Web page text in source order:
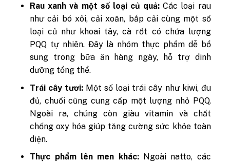
Rau xanh và một số loại củ quả: Các loại rau
như cải bó xôi, cải xoăn, bắp cải cùng một số
loại củ như khoai tây, cà rốt có chứa lượng
PQQ tự nhiên. Đây là nhóm thực phẩm dễ bổ
sung trong bữa ăn hàng ngày, hỗ trợ dinh
dưỡng tổng thể.
Trái cây tươi: Một số loại trái cây như kiwi, đu
đủ, chuối cũng cung cấp một lượng nhỏ PQQ.
Ngoài ra, chúng còn giàu vitamin và chất
chống oxy hóa giúp tăng cường sức khỏe toàn
diện.
Thực phẩm lên men khác:Ngoài natto, các